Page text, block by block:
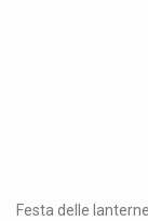
Festa delle